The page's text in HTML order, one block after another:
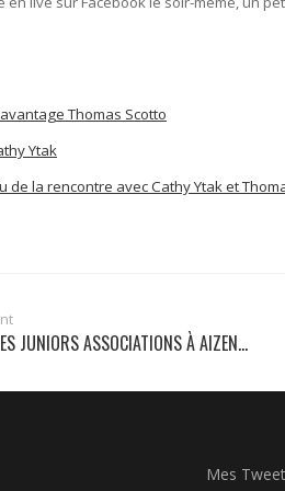
Thomas Scotto
Ytak
de la rencontre avec Cathy Ytak et
JUNIORS ASSOCIATIONS À AIZEN...
Mes